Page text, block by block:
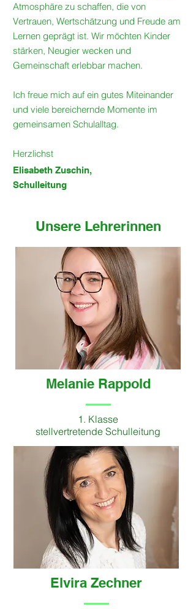
Atmosphäre zu schaffen, die von
Vertrauen, Wertschätzung und Freude am
Lernen geprägt ist. Wir möchten Kinder
stärken, Neugier wecken und
Gemeinschaft erlebbar machen.
Ich freue mich auf ein gutes Miteinander
und viele bereichernde Momente im
gemeinsamen Schulalltag.
Herzlichst
Elisabeth Zuschin,
Schulleitung
Unsere Lehrerinnen
Melanie Rappold
1. Klasse
stellvertretende Schulleitung
Elvira Zechner